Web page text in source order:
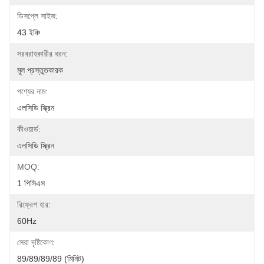
ডিসপ্লে সাইজ:
43 ইঞ্চি
সরবরাহকারীর ধরন:
মূল প্রস্তুতকারক
পণ্যের নাম:
এলসিডি স্ক্রিন
কীওয়ার্ড:
এলসিডি স্ক্রিন
MOQ:
1 পিসিএস
রিফ্রেশ হার:
60Hz
সেরা দৃষ্টিকোণ:
89/89/89/89 (মিনিট)